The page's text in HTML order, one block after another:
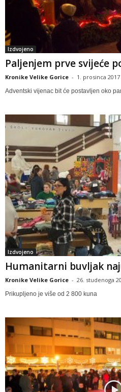
Izdvojeno
Paljenjem prve svijeće
Kronike Velike Gorice - 1. prosinca 2017
Adventski vijenac bit će postavljen oko
Izdvojeno
Humanitarni buvljak
Kronike Velike Gorice - 26. studenoga
Prikupljeno je više od 2 800 kuna